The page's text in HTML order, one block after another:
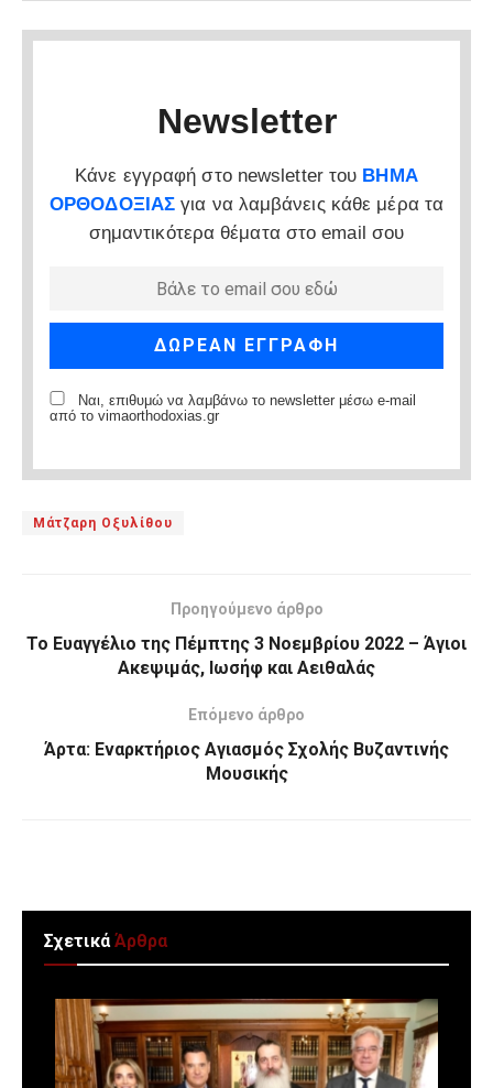
Newsletter
Κάνε εγγραφή στο newsletter του ΒΗΜΑ
ΟΡΘΟΔΟΞΙΑΣ για να λαμβάνεις κάθε μέρα τα
σημαντικότερα θέματα στο email σου
Ναι, επιθυμώ να λαμβάνω το newsletter μέσω e-mail
από το vimaorthodoxias.gr
Μάτζαρη Οξυλίθου
Προηγούμενο άρθρο
Το Ευαγγέλιο της Πέμπτης 3 Νοεμβρίου 2022 – Άγιοι
Ακεψιμάς, Ιωσήφ και Αειθαλάς
Επόμενο άρθρο
Άρτα: Εναρκτήριος Αγιασμός Σχολής Βυζαντινής
Μουσικής
ΣχετικάΆρθρα